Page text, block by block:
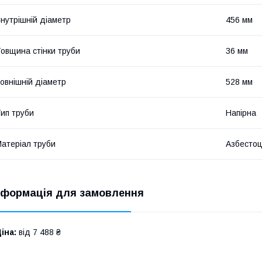
діаметр 456 мм
стінки труби 36 мм
діаметр 528 мм
труби Напірна
труби
для замовлення
від 7 488 ₴